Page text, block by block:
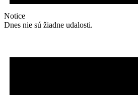
Notice
Dnes nie sú žiadne udalosti.